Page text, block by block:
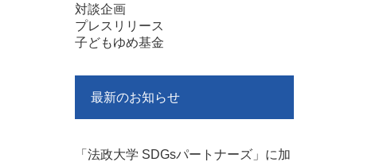
対談企画
プレスリリース
子どもゆめ基金
最新のお知らせ
「法政大学 SDGsパートナーズ」に加